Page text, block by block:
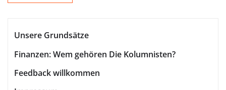
Unsere Grundsätze
Finanzen: Wem gehören Die Kolumnisten?
Feedback willkommen